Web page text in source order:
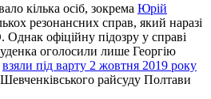
кілька осіб, зокрема Юрій
резонансних справ, який наразі
офіційну підозру у справі
оголосили лише Георгію
взяли під варту 2 жовтня 2019 року
Шевченківського райсуду Полтави